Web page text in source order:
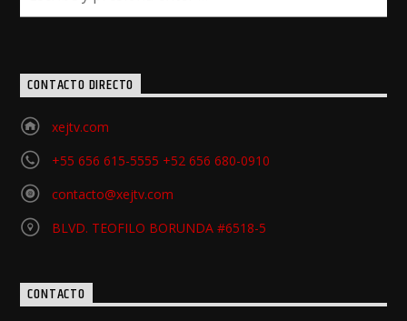
CONTACTO DIRECTO
xejtv.com
+55 656 615-5555 +52 656 680-0910
contacto@xejtv.com
BLVD. TEOFILO BORUNDA #6518-5
CONTACTO